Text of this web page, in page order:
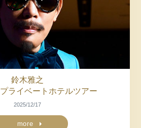
鈴木雅之
プライベートホテルツアー
2025/12/17
more